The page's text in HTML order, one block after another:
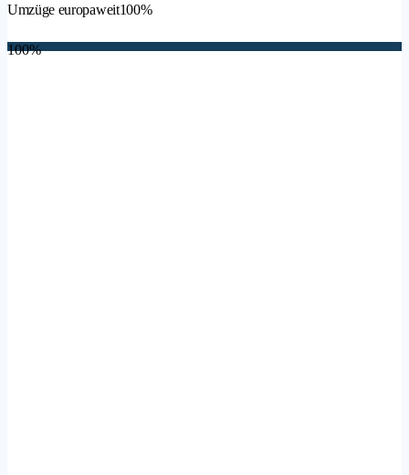
Umzüge europaweit100%
100%